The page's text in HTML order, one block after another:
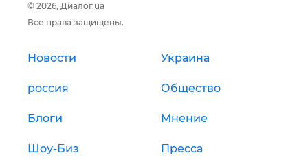
© 2026, Диалог.ua
Все права защищены.
Новости Украина
россия Общество
Блоги Мнение
Шоу-Биз Пресса